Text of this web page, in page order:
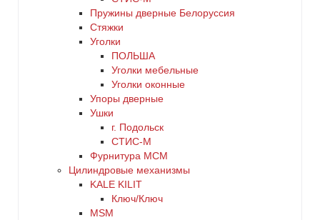
Пружины дверные Белоруссия
Стяжки
Уголки
ПОЛЬША
Уголки мебельные
Уголки оконные
Упоры дверные
Ушки
г. Подольск
СТИС-М
Фурнитура МСМ
Цилиндровые механизмы
KALE KILIT
Ключ/Ключ
MSM